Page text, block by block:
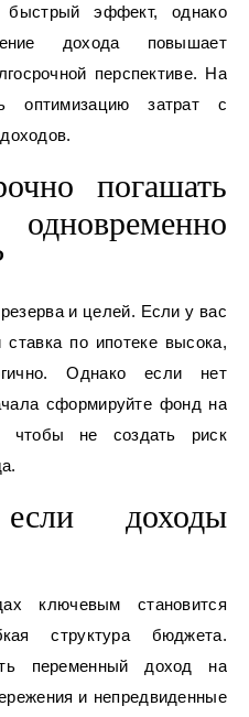
эффект, однако
дохода повышает
перспективе. На
оптимизацию затрат с
погашать
и целей. Если у вас
по ипотеке высока,
Однако если нет
сформируйте фонд на
чтобы не создать риск
доходы
ключевым становится
структура бюджета.
переменный доход на
и непредвиденные